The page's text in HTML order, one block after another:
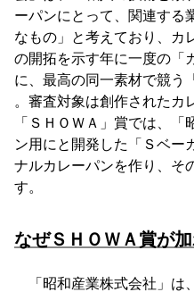
ーパンにとって、関連する
なもの」と考えており、カ
の開拓を示す年に一度の「
に、最高の同一素材で競う
。審査対象は創作されたカ
「ＳＨＯＷＡ」賞では、
ン用にと開発した「Ｓベー
ナルカレーパンを作り、そ
す。
なぜＳＨＯＷＡ賞が
「昭和産業株式会社」は